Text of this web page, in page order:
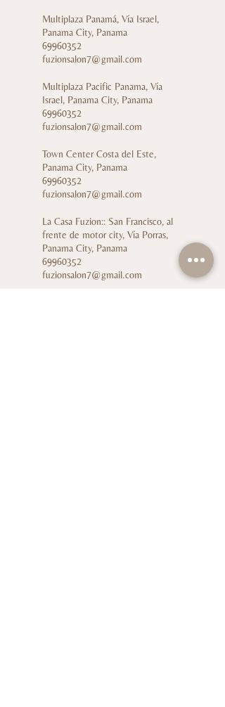
Multiplaza Panamá, Vía Israel,
Panama City, Panama
69960352
fuzionsalon7@gmail.com
Multiplaza Pacific Panama, Vía
Israel, Panama City, Panama
69960352
fuzionsalon7@gmail.com
Town Center Costa del Este,
Panama City, Panama
69960352
fuzionsalon7@gmail.com
La Casa Fuzion:: San Francisco, al
frente de motor city, Vía Porras,
Panama City, Panama
69960352
fuzionsalon7@gmail.com